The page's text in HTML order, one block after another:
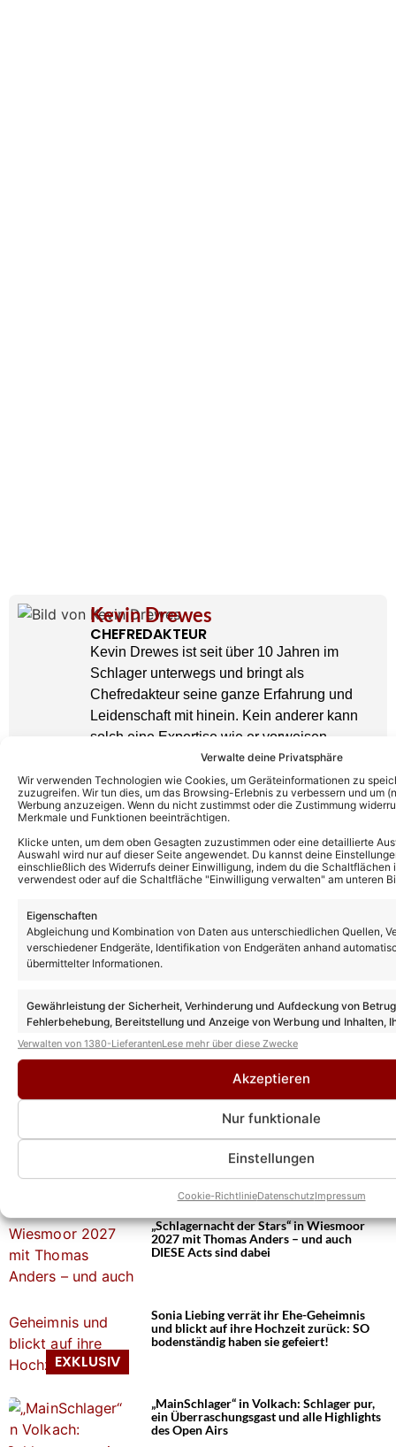
Verwalte deine Privatsphäre
Wir verwenden Technologien wie Cookies, um Geräteinformationen zu
zuzugreifen. Wir tun dies, um das Browsing-Erlebnis zu verbessern und um
Werbung anzuzeigen. Wenn du nicht zustimmst oder die Zustimmung
Merkmale und Funktionen beeinträchtigen.
Klicke unten, um dem oben Gesagten zuzustimmen oder eine detaillierte
Auswahl wird nur auf dieser Seite angewendet. Du kannst deine
einschließlich des Widerrufs deiner Einwilligung, indem du die
verwendest oder auf die Schaltfläche "Einwilligung verwalten" am unteren
Eigenschaften
Abgleichung und Kombination von Daten aus unterschiedlichen Quellen,
verschiedener Endgeräte, Identifikation von Endgeräten anhand
übermittelter Informationen.
Gewährleistung der Sicherheit, Verhinderung und Aufdeckung von
Fehlerbehebung, Bereitstellung und Anzeige von Werbung und Inhalten,
Entscheidungen zum Datenschutz speichern und übermitteln.
Verwalten von 1380-LieferantenLese mehr über diese Zwecke
Akzeptieren
Nur funktionale
Einstellungen
Cookie-RichtlinieDatenschutzImpressum
Kevin Drewes
CHEFREDAKTEUR
Kevin Drewes ist seit über 10 Jahren im
Schlager unterwegs und bringt als
Chefredakteur seine ganze Erfahrung und
Leidenschaft mit hinein. Kein anderer kann
solch eine Expertise wie er vorweisen.
» AUTORENPROFIL & ALLE ARTIKEL VON
Das könnte Euch auch interessieren:
„Schlagernacht der Stars“ in Wiesmoor
2027 mit Thomas Anders – und auch
DIESE Acts sind dabei
Sonia Liebing verrät ihr Ehe-Geheimnis
und blickt auf ihre Hochzeit zurück: SO
bodenständig haben sie gefeiert!
„MainSchlager“ in Volkach: Schlager pur,
ein Überraschungsgast und alle Highlights
des Open Airs